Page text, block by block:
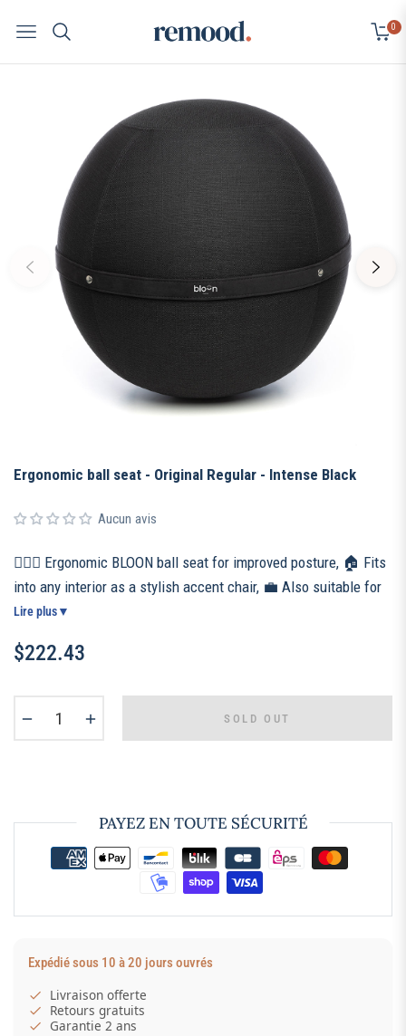
Navigation Cart
0
Ergonomic ball seat - Original Regular - Intense Black
Aucun avis
🧘🏻‍♀️ Ergonomic BLOON ball seat for improved posture, 🏠 Fits
into any interior as a stylish accent chair, 💼 Also suitable for
the office or teleworking, 🧵 Handmade in Portugal with a
unique patented anti-rolling system, 📦 Included: ultra-
inflation kit.
Lire plus▼
Regular
$222.43
SOLD OUT
PAYEZ EN TOUTE SÉCURITÉ
Expédié sous 10 à 20 jours ouvrés
Livraison offerte
Retours gratuits
Garantie 2 ans